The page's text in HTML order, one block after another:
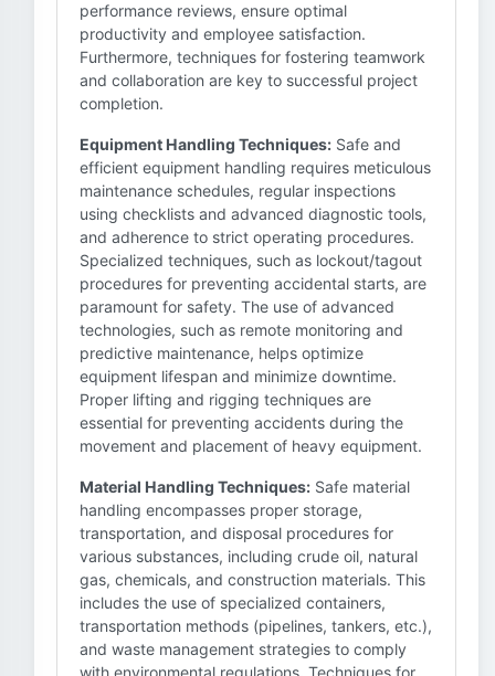
performance reviews, ensure optimal
productivity and employee satisfaction.
Furthermore, techniques for fostering teamwork
and collaboration are key to successful project
completion.
Equipment Handling Techniques: Safe and
efficient equipment handling requires meticulous
maintenance schedules, regular inspections
using checklists and advanced diagnostic tools,
and adherence to strict operating procedures.
Specialized techniques, such as lockout/tagout
procedures for preventing accidental starts, are
paramount for safety. The use of advanced
technologies, such as remote monitoring and
predictive maintenance, helps optimize
equipment lifespan and minimize downtime.
Proper lifting and rigging techniques are
essential for preventing accidents during the
movement and placement of heavy equipment.
Material Handling Techniques: Safe material
handling encompasses proper storage,
transportation, and disposal procedures for
various substances, including crude oil, natural
gas, chemicals, and construction materials. This
includes the use of specialized containers,
transportation methods (pipelines, tankers, etc.),
and waste management strategies to comply
with environmental regulations. Techniques for